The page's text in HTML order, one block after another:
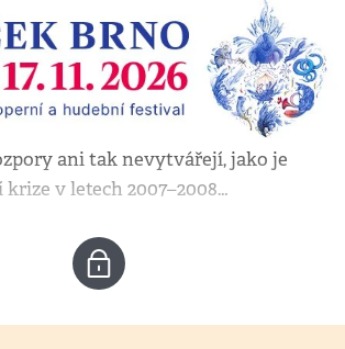
ani tak nevytvářejí, jako je
v letech 2007–2008…